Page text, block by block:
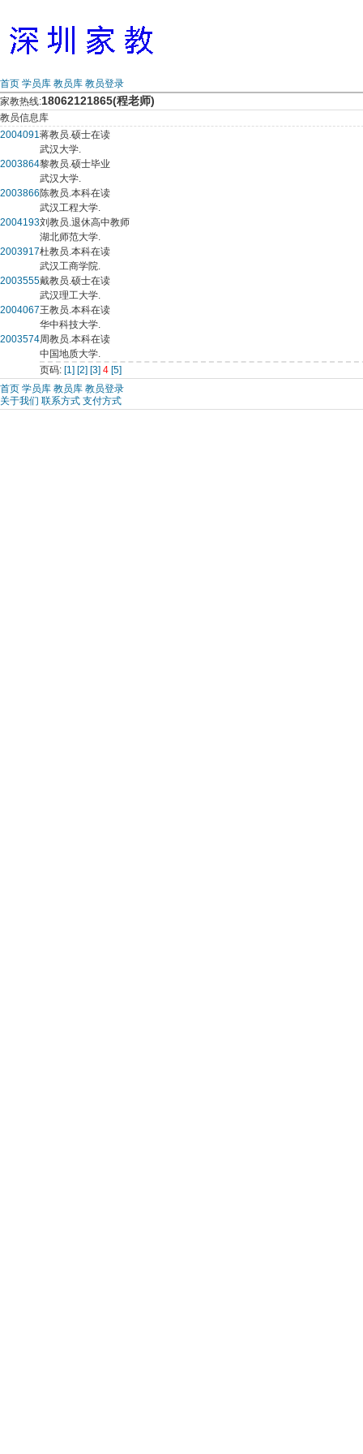
首页 学员库 教员库 教员登录
家教热线:18062121865(程老师)
教员信息库
2004091蒋教员.硕士在读
武汉大学.
2003864黎教员.硕士毕业
武汉大学.
2003866陈教员.本科在读
武汉工程大学.
2004193刘教员.退休高中教师
湖北师范大学.
2003917杜教员.本科在读
武汉工商学院.
2003555戴教员.硕士在读
武汉理工大学.
2004067王教员.本科在读
华中科技大学.
2003574周教员.本科在读
中国地质大学.
页码: [1] [2] [3] 4 [5]
首页 学员库 教员库 教员登录
关于我们 联系方式 支付方式